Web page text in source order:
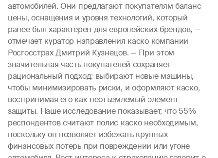
автомобилей. Они предлагают покупателям баланс
цены, оснащения и уровня технологий, который
ранее был характерен для европейских брендов, —
отмечает куратор направления каско компании
Росгосстрах Дмитрий Кузнецов. — При этом
значительная часть покупателей сохраняет
рациональный подход: выбирают новые машины,
чтобы минимизировать риски, и оформляют каско,
воспринимая его как неотъемлемый элемент
защиты. Наше исследование показывает, что 55%
респондентов считают полис каско необходимым,
поскольку он позволяет избежать крупных
финансовых потерь при повреждении или угоне